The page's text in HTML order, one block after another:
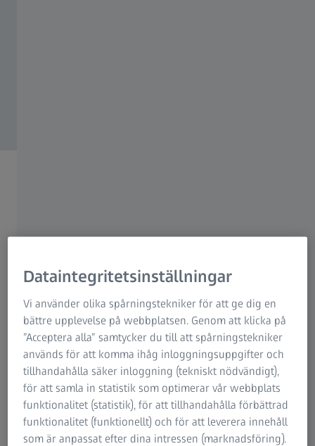
Shop microscopes online
Precision at your fingertips
Discover ZEISS products with ease. Choose the
microscope that suits you,
learn more about it, and make it yours today.
Quote or purchase online
Dataintegritetsinställningar
Vi använder olika spårningstekniker för att ge dig en
bättre upplevelse på webbplatsen. Genom att klicka på
”Acceptera alla” samtycker du till att spårningstekniker
används för att komma ihåg inloggningsuppgifter och
tillhandahålla säker inloggning (tekniskt nödvändigt),
för att samla in statistik som optimerar vår webbplats
funktionalitet (statistik), för att tillhandahålla förbättrad
funktionalitet (funktionellt) och för att leverera innehåll
som är anpassat efter dina intressen (marknadsföring).